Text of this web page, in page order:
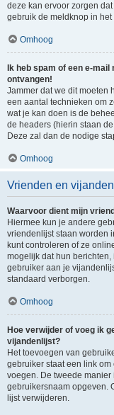
deze kan ervoor zorgen
gebruik de meldknop in
Omhoog
Ik heb spam of een e-
ontvangen!
Jammer dat we dit moeten
een aantal technieken om
wat je kan doen is de
de headers (hierin staan
Deze zal dan de nodige
Omhoog
Vrienden en vijanden
Waarvoor dient mijn
Hiermee kun je andere
vriendenlijst staan worden
kunt controleren of ze
mogelijk dat hun
gebruiker aan je
standaard verborgen.
Omhoog
Hoe verwijder of voeg ik
vijandenlijst?
Het toevoegen van
gebruiker staat een link
voegen. De tweede
gebruikersnaam opgeven.
lijst verwijderen.